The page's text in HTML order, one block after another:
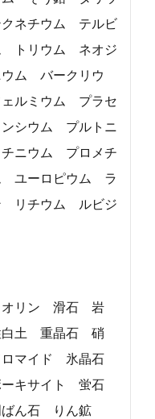
ネチウム テルビ
トリウム ネオジ
ム バークリウ
ルミウム プラセ
シウム プルトニ
ニウム プロメチ
ユーロピウム ラ
リチウム ルビジ
リン 滑石 岩
土 重晶石 硝
マイド 氷晶石
キサイト 蛍石
ん石 りん鉱